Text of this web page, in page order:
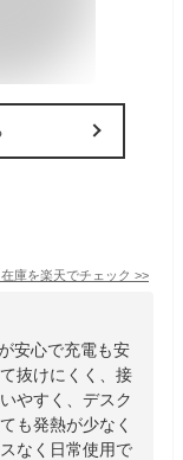
庫を楽天でチェック >>
安心で充電も安
抜けにくく、接
やすく、デスク
も発熱が少なく
なく日常使用で